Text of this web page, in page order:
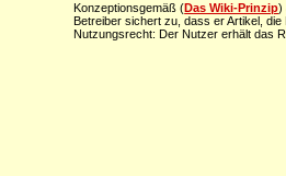
Konzeptionsgemäß (Das Wiki-Prinzip)
Betreiber sichert zu, dass er Artikel,
Nutzungsrecht: Der Nutzer erhält das